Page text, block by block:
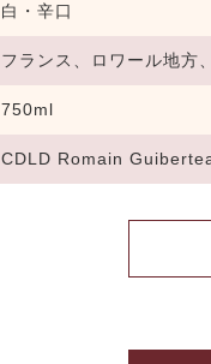
白・辛口
フランス、ロワール地方
750ml
CDLD Romain